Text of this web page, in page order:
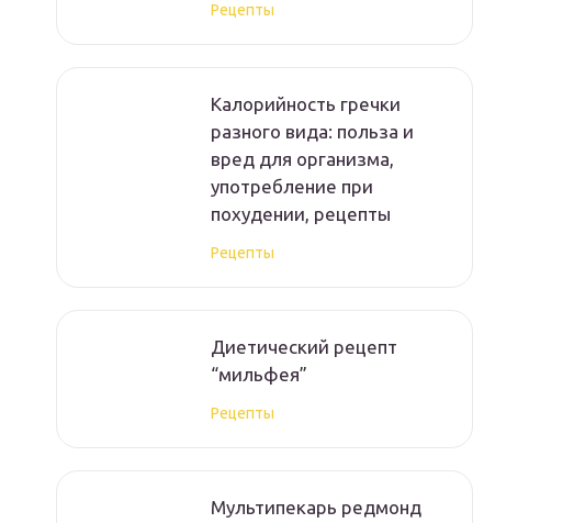
Рецепты
Калорийность гречки
разного вида: польза и
вред для организма,
употребление при
похудении, рецепты
Рецепты
Диетический рецепт
“мильфея”
Рецепты
Мультипекарь редмонд